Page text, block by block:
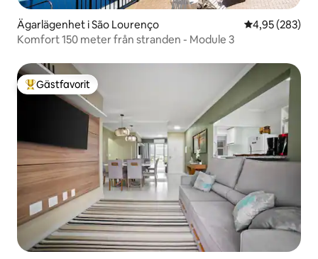
Ägarlägenhet i São Lourenço 4,95 av 5 i
4,95 (283)
Komfort 150 meter från stranden - Module 3
Populär gästfavorit
Gästfavorit